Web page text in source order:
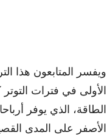
ويفسر المتابعون هذا
الأولى في فترات
الطاقة، الذي يوفر
الأصفر على المدى